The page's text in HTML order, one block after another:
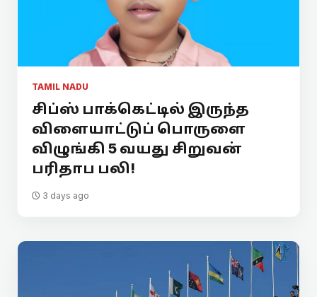
TAMIL NADU
சிப்ஸ் பாக்கெட்டில் இருந்த
விளையாட்டுப் பொருளை
விழுங்கி 5 வயது சிறுவன்
பரிதாப பலி!
3 days ago